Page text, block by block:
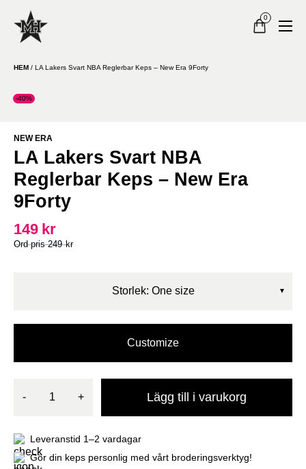
0
HEM / LA Lakers Svart NBA Reglerbar Keps – New Era 9Forty
-40%
NEW ERA
LA Lakers Svart NBA
Reglerbar Keps – New Era
9Forty
249 kr
149 kr
Storlek: One size
Customize
- + Lägg till i varukorg
Leveranstid 1–2 vardagar
Gör din keps personlig med vårt broderingsverktyg!